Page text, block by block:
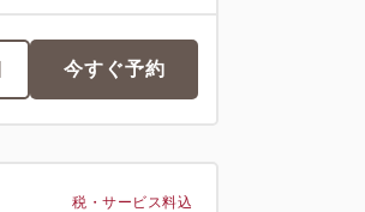
今すぐ予約
税・サービス料込